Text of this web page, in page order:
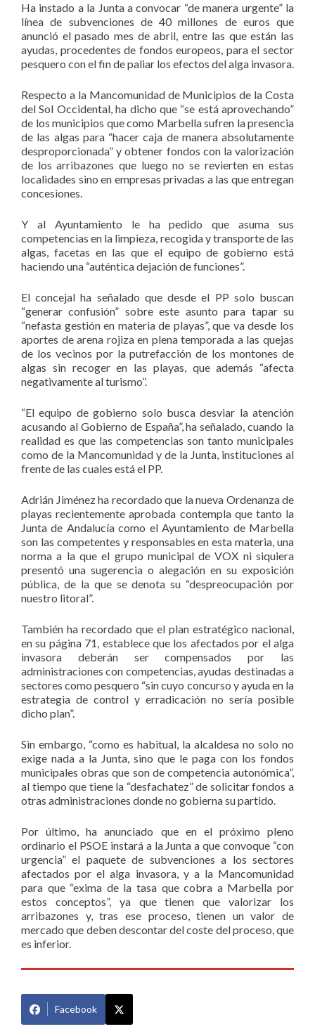
Ha instado a la Junta a convocar “de manera urgente” la
línea de subvenciones de 40 millones de euros que
anunció el pasado mes de abril, entre las que están las
ayudas, procedentes de fondos europeos, para el sector
pesquero con el fin de paliar los efectos del alga invasora.
Respecto a la Mancomunidad de Municipios de la Costa
del Sol Occidental, ha dicho que “se está aprovechando”
de los municipios que como Marbella sufren la presencia
de las algas para “hacer caja de manera absolutamente
desproporcionada” y obtener fondos con la valorización
de los arribazones que luego no se revierten en estas
localidades sino en empresas privadas a las que entregan
concesiones.
Y al Ayuntamiento le ha pedido que asuma sus
competencias en la limpieza, recogida y transporte de las
algas, facetas en las que el equipo de gobierno está
haciendo una “auténtica dejación de funciones”.
El concejal ha señalado que desde el PP solo buscan
“generar confusión” sobre este asunto para tapar su
“nefasta gestión en materia de playas”, que va desde los
aportes de arena rojiza en plena temporada a las quejas
de los vecinos por la putrefacción de los montones de
algas sin recoger en las playas, que además “afecta
negativamente al turismo”.
“El equipo de gobierno solo busca desviar la atención
acusando al Gobierno de España”, ha señalado, cuando la
realidad es que las competencias son tanto municipales
como de la Mancomunidad y de la Junta, instituciones al
frente de las cuales está el PP.
Adrián Jiménez ha recordado que la nueva Ordenanza de
playas recientemente aprobada contempla que tanto la
Junta de Andalucía como el Ayuntamiento de Marbella
son las competentes y responsables en esta materia, una
norma a la que el grupo municipal de VOX ni siquiera
presentó una sugerencia o alegación en su exposición
pública, de la que se denota su “despreocupación por
nuestro litoral”.
También ha recordado que el plan estratégico nacional,
en su página 71, establece que los afectados por el alga
invasora deberán ser compensados por las
administraciones con competencias, ayudas destinadas a
sectores como pesquero “sin cuyo concurso y ayuda en la
estrategia de control y erradicación no sería posible
dicho plan”.
Sin embargo, “como es habitual, la alcaldesa no solo no
exige nada a la Junta, sino que le paga con los fondos
municipales obras que son de competencia autonómica”,
al tiempo que tiene la “desfachatez” de solicitar fondos a
otras administraciones donde no gobierna su partido.
Por último, ha anunciado que en el próximo pleno
ordinario el PSOE instará a la Junta a que convoque “con
urgencia” el paquete de subvenciones a los sectores
afectados por el alga invasora, y a la Mancomunidad
para que “exima de la tasa que cobra a Marbella por
estos conceptos”, ya que tienen que valorizar los
arribazones y, tras ese proceso, tienen un valor de
mercado que deben descontar del coste del proceso, que
es inferior.
Facebook